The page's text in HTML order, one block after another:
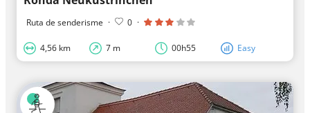
Ruta de senderisme · 0 ·
4,56 km 7 m 00h55 Easy